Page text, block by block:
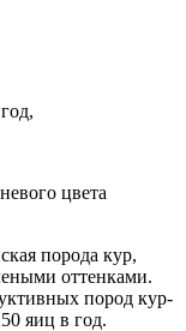
цвета
порода кур,
оттенками.
пород кур-
яиц в год.